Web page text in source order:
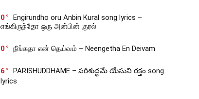
0
Engirundho oru Anbin Kural song lyrics –
எங்கிருந்தோ ஒரு அன்பின் குரல்
0 நீங்கதா என் தெய்வம் – Neengetha En Deivam
6
PARISHUDDHAME – పరిశుద్ధమే యేసుని రక్తం song
lyrics